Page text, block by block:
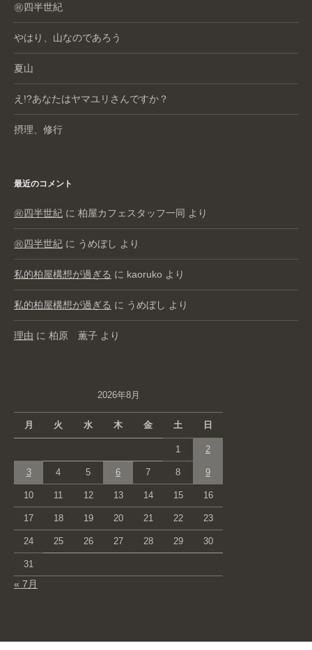
㊗️四半世紀
やはり、山なのであろう
夏山
え!?あなたはヤマユリさんですか？
摂理、修行
最近のコメント
㊗️四半世紀 に 柏屋カフェスタッフ一同 より
㊗️四半世紀 に うめぼし より
私的柏屋構想が過ぎる に kaoruko より
私的柏屋構想が過ぎる に うめぼし より
理由 に 柏原 薫子 より
2026年8月
月 火 水 木 金 土 日
1 2
3 4 5 6 7 8 9
10 11 12 13 14 15 16
17 18 19 20 21 22 23
24 25 26 27 28 29 30
31
« 7月